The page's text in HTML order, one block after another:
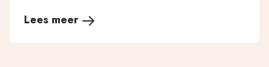
Lees meer